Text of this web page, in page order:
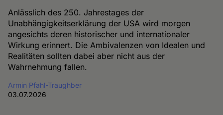
Anlässlich des 250. Jahrestages der
Unabhängigkeitserklärung der USA wird morgen
angesichts deren historischer und internationaler
Wirkung erinnert. Die Ambivalenzen von Idealen und
Realitäten sollten dabei aber nicht aus der
Wahrnehmung fallen.
Armin Pfahl-Traughber
03.07.2026